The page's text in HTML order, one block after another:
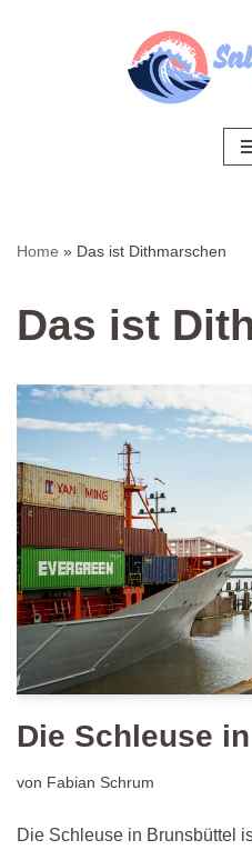
Home » Das ist Dithmarschen
Das ist
Die Schleuse
von Fabian Schrum
Die Schleuse in Brunsbüttel